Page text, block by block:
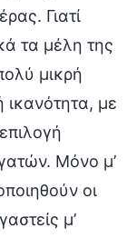
Γιατί
τα μέλη της
μικρή
ικανότητα, με
Μόνο μ’
οι
μ’